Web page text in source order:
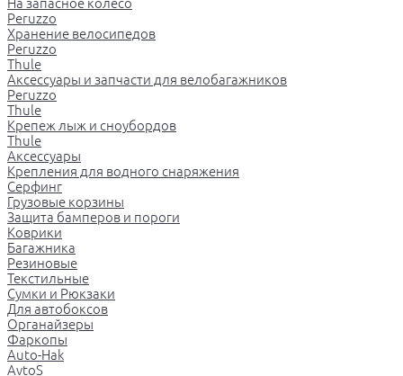
Peruzzo
Хранение велосипедов
Peruzzo
Thule
Аксессуары и запчасти для велобагажников
Peruzzo
Thule
Крепеж лыж и сноубордов
Thule
Аксессуары
Крепления для водного снаряжения
Серфинг
Грузовые корзины
Защита бамперов и пороги
Коврики
Багажника
Резиновые
Текстильные
Сумки и Рюкзаки
Для автобоксов
Органайзеры
Фаркопы
Auto-Hak
AvtoS